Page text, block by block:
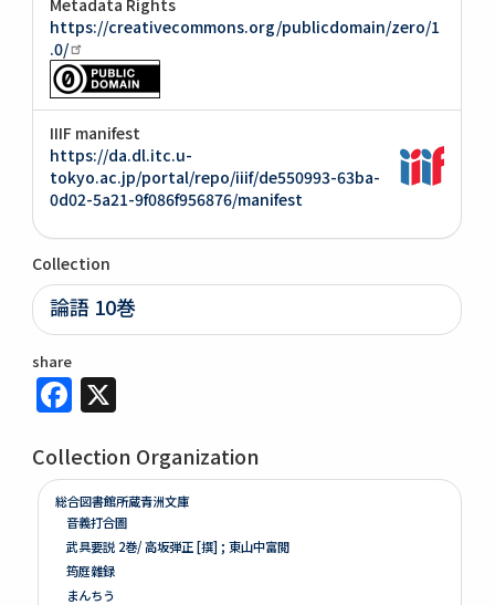
https://creativecommons.org/publicdomain/zero/1
.0/
IIIF manifest
https://da.dl.itc.u-
tokyo.ac.jp/portal/repo/iiif/de550993-63ba-
0d02-5a21-9f086f956876/manifest
Collection
論語 10巻
share
Facebook
Collection Organization
総合図書館所蔵青洲文庫
音義打合圖
武具要説 2巻/ 高坂弾正 [撰] ; 東山中富閲
筠庭雜録
まんちう